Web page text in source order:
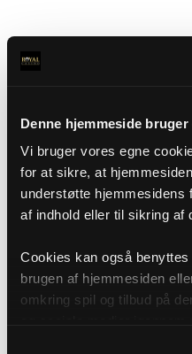
Denne hjemmeside
Vi bruger vores egne
for at sikre, at
understøtte hjemmesidens
af indhold eller til sikring af
Cookies kan også
brugen af hjemmesiden
omkring spil og tilbud på